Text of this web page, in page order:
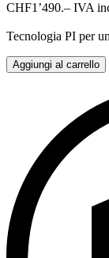
CHF1’490.– IVA
Tecnologia PI per
Aggiungi al carrello